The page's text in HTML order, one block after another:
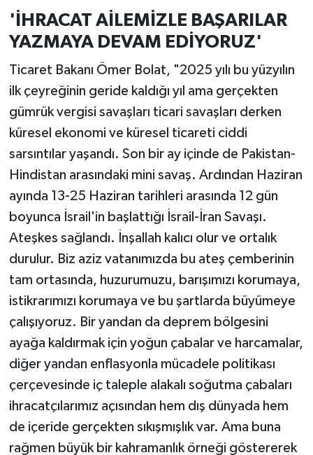
'İHRACAT AİLEMİZLE BAŞARILAR
YAZMAYA DEVAM EDİYORUZ'
Ticaret Bakanı Ömer Bolat, "2025 yılı bu yüzyılın
ilk çeyreğinin geride kaldığı yıl ama gerçekten
gümrük vergisi savaşları ticari savaşları derken
küresel ekonomi ve küresel ticareti ciddi
sarsıntılar yaşandı. Son bir ay içinde de Pakistan-
Hindistan arasındaki mini savaş. Ardından Haziran
ayında 13-25 Haziran tarihleri arasında 12 gün
boyunca İsrail'in başlattığı İsrail-İran Savaşı.
Ateşkes sağlandı. İnşallah kalıcı olur ve ortalık
durulur. Biz aziz vatanımızda bu ateş çemberinin
tam ortasında, huzurumuzu, barışımızı korumaya,
istikrarımızı korumaya ve bu şartlarda büyümeye
çalışıyoruz. Bir yandan da deprem bölgesini
ayağa kaldırmak için yoğun çabalar ve harcamalar,
diğer yandan enflasyonla mücadele politikası
çerçevesinde iç taleple alakalı soğutma çabaları
ihracatçılarımız açısından hem dış dünyada hem
de içeride gerçekten sıkışmışlık var. Ama buna
rağmen büyük bir kahramanlık örneği göstererek